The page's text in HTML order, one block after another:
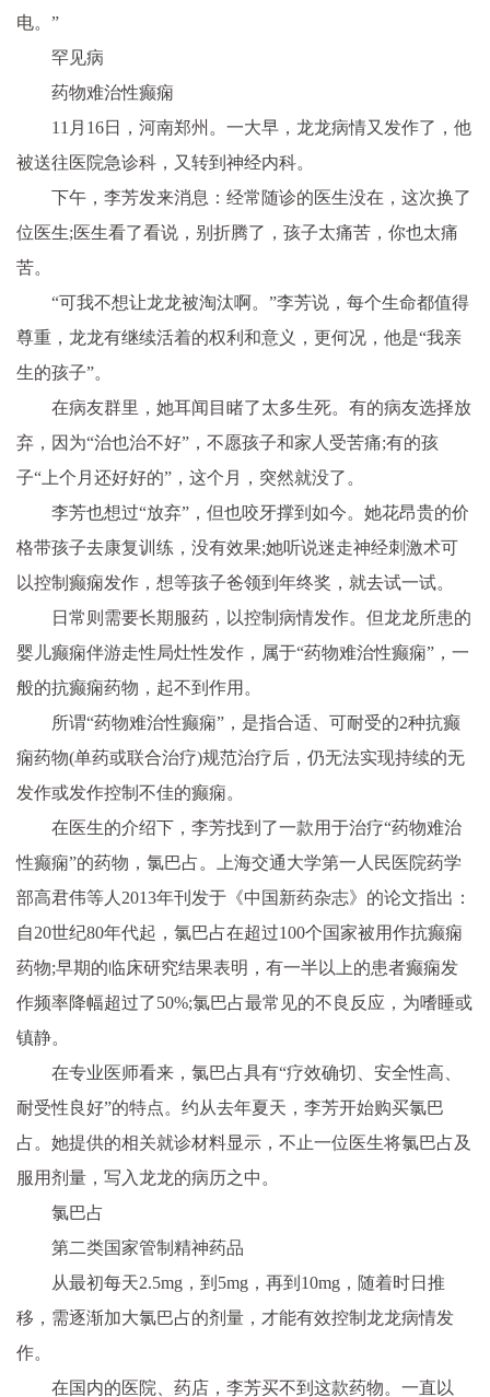
电。”
罕见病
药物难治性癫痫
11月16日，河南郑州。一大早，龙龙病情又发作了，他
被送往医院急诊科，又转到神经内科。
下午，李芳发来消息：经常随诊的医生没在，这次换了
位医生;医生看了看说，别折腾了，孩子太痛苦，你也太痛
苦。
“可我不想让龙龙被淘汰啊。”李芳说，每个生命都值得
尊重，龙龙有继续活着的权利和意义，更何况，他是“我亲
生的孩子”。
在病友群里，她耳闻目睹了太多生死。有的病友选择放
弃，因为“治也治不好”，不愿孩子和家人受苦痛;有的孩
子“上个月还好好的”，这个月，突然就没了。
李芳也想过“放弃”，但也咬牙撑到如今。她花昂贵的价
格带孩子去康复训练，没有效果;她听说迷走神经刺激术可
以控制癫痫发作，想等孩子爸领到年终奖，就去试一试。
日常则需要长期服药，以控制病情发作。但龙龙所患的
婴儿癫痫伴游走性局灶性发作，属于“药物难治性癫痫”，一
般的抗癫痫药物，起不到作用。
所谓“药物难治性癫痫”，是指合适、可耐受的2种抗癫
痫药物(单药或联合治疗)规范治疗后，仍无法实现持续的无
发作或发作控制不佳的癫痫。
在医生的介绍下，李芳找到了一款用于治疗“药物难治
性癫痫”的药物，氯巴占。上海交通大学第一人民医院药学
部高君伟等人2013年刊发于《中国新药杂志》的论文指出：
自20世纪80年代起，氯巴占在超过100个国家被用作抗癫痫
药物;早期的临床研究结果表明，有一半以上的患者癫痫发
作频率降幅超过了50%;氯巴占最常见的不良反应，为嗜睡或
镇静。
在专业医师看来，氯巴占具有“疗效确切、安全性高、
耐受性良好”的特点。约从去年夏天，李芳开始购买氯巴
占。她提供的相关就诊材料显示，不止一位医生将氯巴占及
服用剂量，写入龙龙的病历之中。
氯巴占
第二类国家管制 精神药品
从最初每天2.5mg，到5mg，再到10mg，随着时日推
移，需逐渐加大氯巴占的剂量，才能有效控制龙龙病情发
作。
在国内的医院、药店，李芳买不到这款药物。一直以